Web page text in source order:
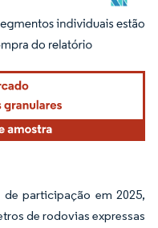
atribuição conforme CC BY 4.0.
participação em 2025,
de rodovias expressas